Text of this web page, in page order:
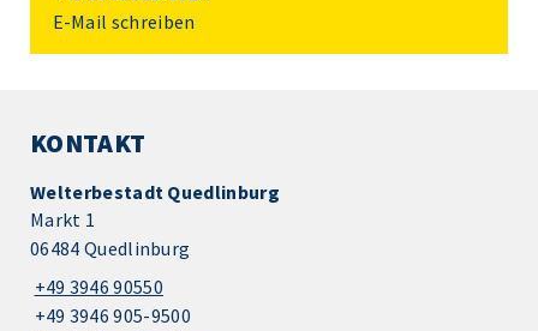
E-Mail schreiben
KONTAKT
Welterbestadt Quedlinburg
Markt 1
06484 Quedlinburg
+49 3946 90550
+49 3946 905-9500